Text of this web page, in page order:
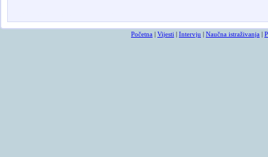
Početna Vijesti Intervju Naučna istraživanja